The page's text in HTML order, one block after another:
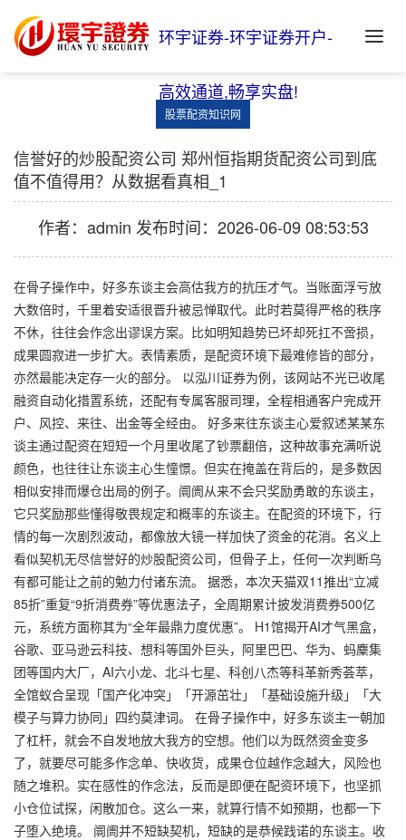
环宇证券-环宇证券开户-
高效通道,畅享实盘!
股票配资知识网
信誉好的炒股配资公司 郑州恒指期货配资公司到底
值不值得用？从数据看真相_1
作者：admin 发布时间：2026-06-09 08:53:53
在骨子操作中，好多东谈主会高估我方的抗压才气。当账面浮亏放
大数倍时，千里着安适很晋升被忌惮取代。此时若莫得严格的秩序
不休，往往会作念出谬误方案。比如明知趋势已坏却死扛不啻损，
成果圆寂进一步扩大。表情素质，是配资环境下最难修皆的部分，
亦然最能决定存一火的部分。 以泓川证券为例，该网站不光已收尾
融资自动化措置系统，还配有专属客服司理，全程相通客户完成开
户、风控、来往、出金等全经由。 好多来往东谈主心爱叙述某某东
谈主通过配资在短短一个月里收尾了钞票翻倍，这种故事充满听说
颜色，也往往让东谈主心生憧憬。但实在掩盖在背后的，是多数因
相似安排而爆仓出局的例子。阛阓从来不会只奖励勇敢的东谈主，
它只奖励那些懂得敬畏规定和概率的东谈主。在配资的环境下，行
情的每一次剧烈波动，都像放大镜一样加快了资金的花消。名义上
看似契机无尽信誉好的炒股配资公司，但骨子上，任何一次判断乌
有都可能让之前的勉力付诸东流。 据悉，本次天猫双11推出“立减
85折”重复“9折消费券”等优惠法子，全周期累计披发消费券500亿
元，系统方面称其为“全年最鼎力度优惠”。 H1馆揭开AI才气黑盒，
谷歌、亚马逊云科技、想科等国外巨头，阿里巴巴、华为、蚂麇集
团等国内大厂，AI六小龙、北斗七星、科创八杰等科革新秀荟萃，
全馆蚁合呈现「国产化冲突」「开源茁壮」「基础设施升级」「大
模子与算力协同」四约莫津词。 在骨子操作中，好多东谈主一朝加
了杠杆，就会不自发地放大我方的空想。他们以为既然资金变多
了，就要尽可能多作念单、快收货，成果仓位越作念越大，风险也
随之堆积。实在感性的作念法，反而是即便在配资环境下，也坚抓
小仓位试探，闲散加仓。这么一来，就算行情不如预期，也都一下
子堕入绝境。 阛阓并不短缺契机，短缺的是恭候践诺的东谈主。收